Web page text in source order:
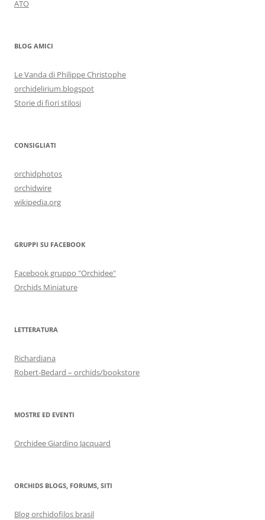
ATO
BLOG AMICI
Le Vanda di Philippe Christophe
orchidelirium.blogspot
Storie di fiori stilosi
CONSIGLIATI
orchidphotos
orchidwire
wikipedia.org
GRUPPI SU FACEBOOK
Facebook gruppo "Orchidee"
Orchids Miniature
LETTERATURA
Richardiana
Robert-Bedard – orchids/bookstore
MOSTRE ED EVENTI
Orchidee Giardino Jacquard
ORCHIDS BLOGS, FORUMS, SITI
Blog orchidofilos brasil